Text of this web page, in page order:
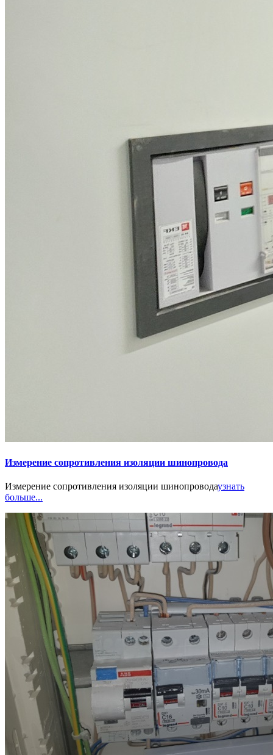
Измерение сопротивления изоляции шинопровода
Измерение сопротивления изоляции шинопроводаузнать
больше...